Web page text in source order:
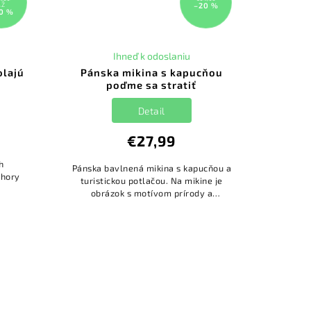
%
–20 %
Pánska mikina s kapucňou
poďme sa stratiť
Ihneď k odoslaniu
€27,99
Detail
Pánska bavlnená mikina s kapucňou a
turistickou potlačou. Na mikine je
obrázok s motívom prírody a